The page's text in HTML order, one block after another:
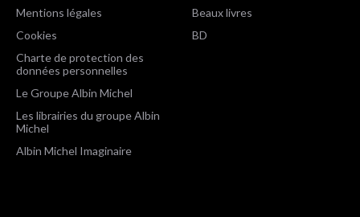
Mentions légales
Cookies
Charte de protection des
données personnelles
Le Groupe Albin Michel
Les librairies du groupe Albin
Michel
Albin Michel Imaginaire
Beaux livres
BD